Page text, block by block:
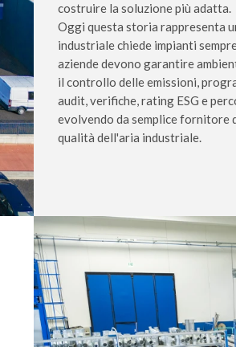
costruire la soluzione più adatta.
Oggi questa storia rappresenta
industriale chiede impianti
aziende devono garantire
il controllo delle emissioni,
audit, verifiche, rating ESG e
evolvendo da semplice fornitore
qualità dell'aria industriale.